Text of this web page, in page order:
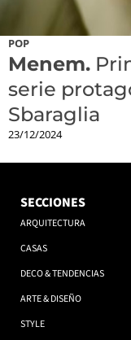
POP
Menem.
serie
Sbaraglia
23/12/2024
SECCIONES
ARQUITECTURA
CASAS
DECO & TENDENCIAS
ARTE & DISEÑO
STYLE